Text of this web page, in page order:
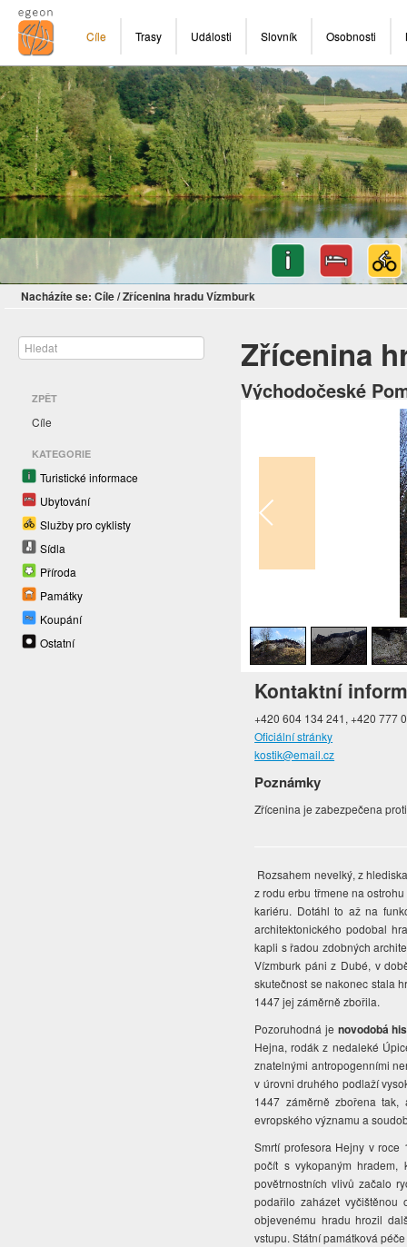
Cíle Trasy Události Slovník Osobnosti
Nacházíte se: Cíle/Zřícenina hradu Vízmburk
ZPĚT
Cíle
KATEGORIE
Turistické informace
Ubytování
Služby pro cyklisty
Sídla
Příroda
Památky
Koupání
Ostatní
Zřícenina
Východočeské
Kontaktní
+420 604 134 241, +420 777
Oficiální stránky
kostik@email.cz
Poznámky
Zřícenina je zabezpečena
Rozsahem nevelký, z
z rodu erbu třmene na
kariéru. Dotáhl to až na
architektonického podobal
kapli s řadou zdobných
Vízmburk páni z Dubé, v
skutečnost se nakonec stala
1447 jej záměrně zbořila.
Pozoruhodná je novodobá
Hejna, rodák z nedaleké
znatelnými antropogenními
v úrovni druhého podlaží
1447 záměrně zbořena
evropského významu a
Smrtí profesora Hejny v roce
počít s vykopaným
povětrnostních vlivů začalo
podařilo zaházet
objevenému hradu hrozil
vstupu. Státní památková